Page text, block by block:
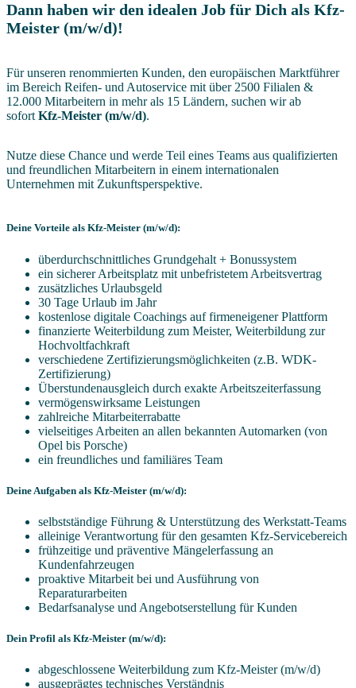
Dann haben wir den idealen Job für Dich als Kfz-
Meister (m/w/d)!
Für unseren renommierten Kunden, den europäischen Marktführer
im Bereich Reifen- und Autoservice mit über 2500 Filialen &
12.000 Mitarbeitern in mehr als 15 Ländern, suchen wir ab
sofort Kfz-Meister (m/w/d).
Nutze diese Chance und werde Teil eines Teams aus qualifizierten
und freundlichen Mitarbeitern in einem internationalen
Unternehmen mit Zukunftsperspektive.
Deine Vorteile als Kfz-Meister (m/w/d):
überdurchschnittliches Grundgehalt + Bonussystem
ein sicherer Arbeitsplatz mit unbefristetem Arbeitsvertrag
zusätzliches Urlaubsgeld
30 Tage Urlaub im Jahr
kostenlose digitale Coachings auf firmeneigener Plattform
finanzierte Weiterbildung zum Meister, Weiterbildung zur
Hochvoltfachkraft
verschiedene Zertifizierungsmöglichkeiten (z.B. WDK-
Zertifizierung)
Überstundenausgleich durch exakte Arbeitszeiterfassung
vermögenswirksame Leistungen
zahlreiche Mitarbeiterrabatte
vielseitiges Arbeiten an allen bekannten Automarken (von
Opel bis Porsche)
ein freundliches und familiäres Team
Deine Aufgaben als Kfz-Meister (m/w/d):
selbstständige Führung & Unterstützung des Werkstatt-Teams
alleinige Verantwortung für den gesamten Kfz-Servicebereich
frühzeitige und präventive Mängelerfassung an
Kundenfahrzeugen
proaktive Mitarbeit bei und Ausführung von
Reparaturarbeiten
Bedarfsanalyse und Angebotserstellung für Kunden
Dein Profil als Kfz-Meister (m/w/d):
abgeschlossene Weiterbildung zum Kfz-Meister (m/w/d)
ausgeprägtes technisches Verständnis